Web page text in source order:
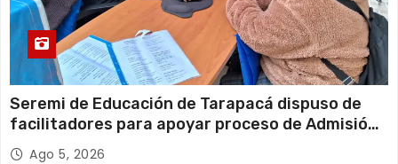
Seremi de Educación de Tarapacá dispuso de
facilitadores para apoyar proceso de Admisión
Escolar 2027
Ago 5, 2026